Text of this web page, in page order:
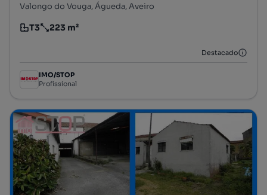
Valongo do Vouga, Águeda, Aveiro
Tipologia
T3
Preço por metro quadrado
223 m²
Destacado
IMO/STOP
Profissional